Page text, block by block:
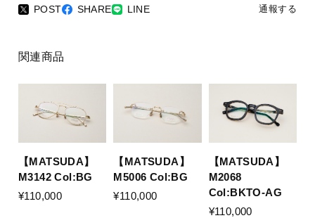
POST SHARE LINE 通報する
関連商品
【MATSUDA】
M3142 Col:BG
¥110,000
【MATSUDA】
M5006 Col:BG
¥110,000
【MATSUDA】
M2068
Col:BKTO-AG
¥110,000